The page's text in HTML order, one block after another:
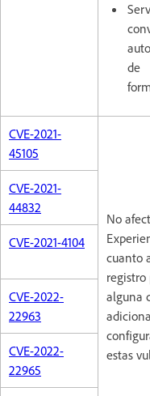
de
CVE-2021-
45105
No
cuanto
alguna
estas
CVE-2021-
44832
CVE-2021-4104
CVE-2022-
22963
CVE-2022-
22965